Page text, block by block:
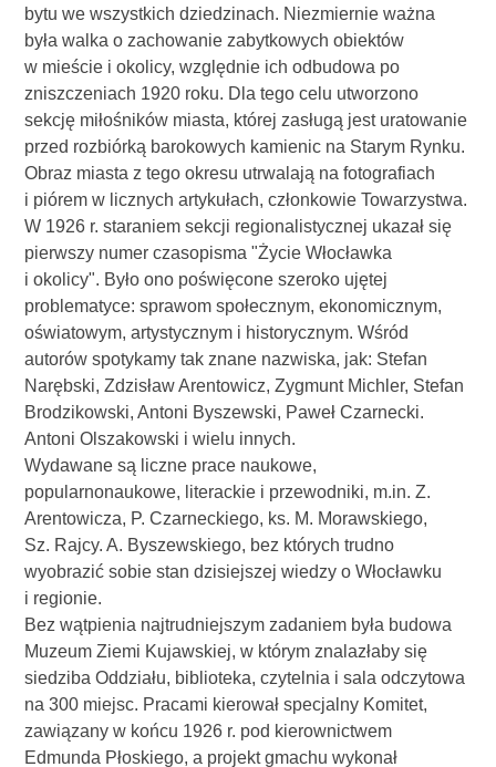
bytu we wszystkich dziedzinach. Niezmiernie ważna
była walka o zachowanie zabytkowych obiektów
w mieście i okolicy, względnie ich odbudowa po
zniszczeniach 1920 roku. Dla tego celu utworzono
sekcję miłośników miasta, której zasługą jest uratowanie
przed rozbiórką barokowych kamienic na Starym Rynku.
Obraz miasta z tego okresu utrwalają na fotografiach
i piórem w licznych artykułach, członkowie Towarzystwa.
W 1926 r. staraniem sekcji regionalistycznej ukazał się
pierwszy numer czasopisma "Życie Włocławka
i okolicy". Było ono poświęcone szeroko ujętej
problematyce: sprawom społecznym, ekonomicznym,
oświatowym, artystycznym i historycznym. Wśród
autorów spotykamy tak znane nazwiska, jak: Stefan
Narębski, Zdzisław Arentowicz, Zygmunt Michler, Stefan
Brodzikowski, Antoni Byszewski, Paweł Czarnecki.
Antoni Olszakowski i wielu innych.
Wydawane są liczne prace naukowe,
popularnonaukowe, literackie i przewodniki, m.in. Z.
Arentowicza, P. Czarneckiego, ks. M. Morawskiego,
Sz. Rajcy. A. Byszewskiego, bez których trudno
wyobrazić sobie stan dzisiejszej wiedzy o Włocławku
i regionie.
Bez wątpienia najtrudniejszym zadaniem była budowa
Muzeum Ziemi Kujawskiej, w którym znalazłaby się
siedziba Oddziału, biblioteka, czytelnia i sala odczytowa
na 300 miejsc. Pracami kierował specjalny Komitet,
zawiązany w końcu 1926 r. pod kierownictwem
Edmunda Płoskiego, a projekt gmachu wykonał